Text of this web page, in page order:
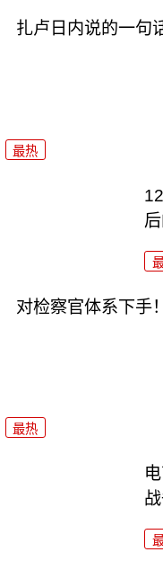
扎卢日内说的一句
最热
对检察官体系下手
最热